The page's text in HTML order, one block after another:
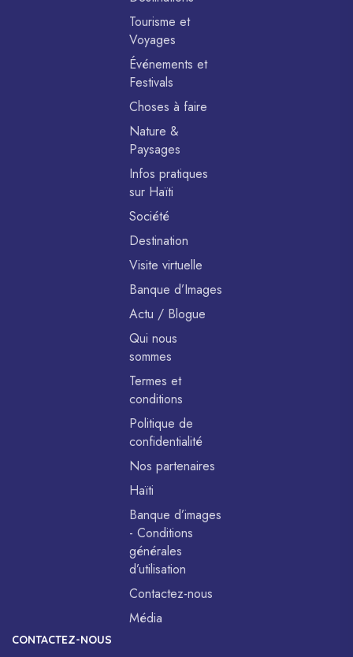
Tourisme et
Voyages
Événements et
Festivals
Choses à faire
Nature &
Paysages
Infos pratiques
sur Haïti
Société
Destination
Visite virtuelle
Banque d’Images
Actu / Blogue
Qui nous
sommes
Termes et
conditions
Politique de
confidentialité
Nos partenaires
Haïti
Banque d’images
- Conditions
générales
d’utilisation
Contactez-nous
Média
CONTACTEZ-NOUS